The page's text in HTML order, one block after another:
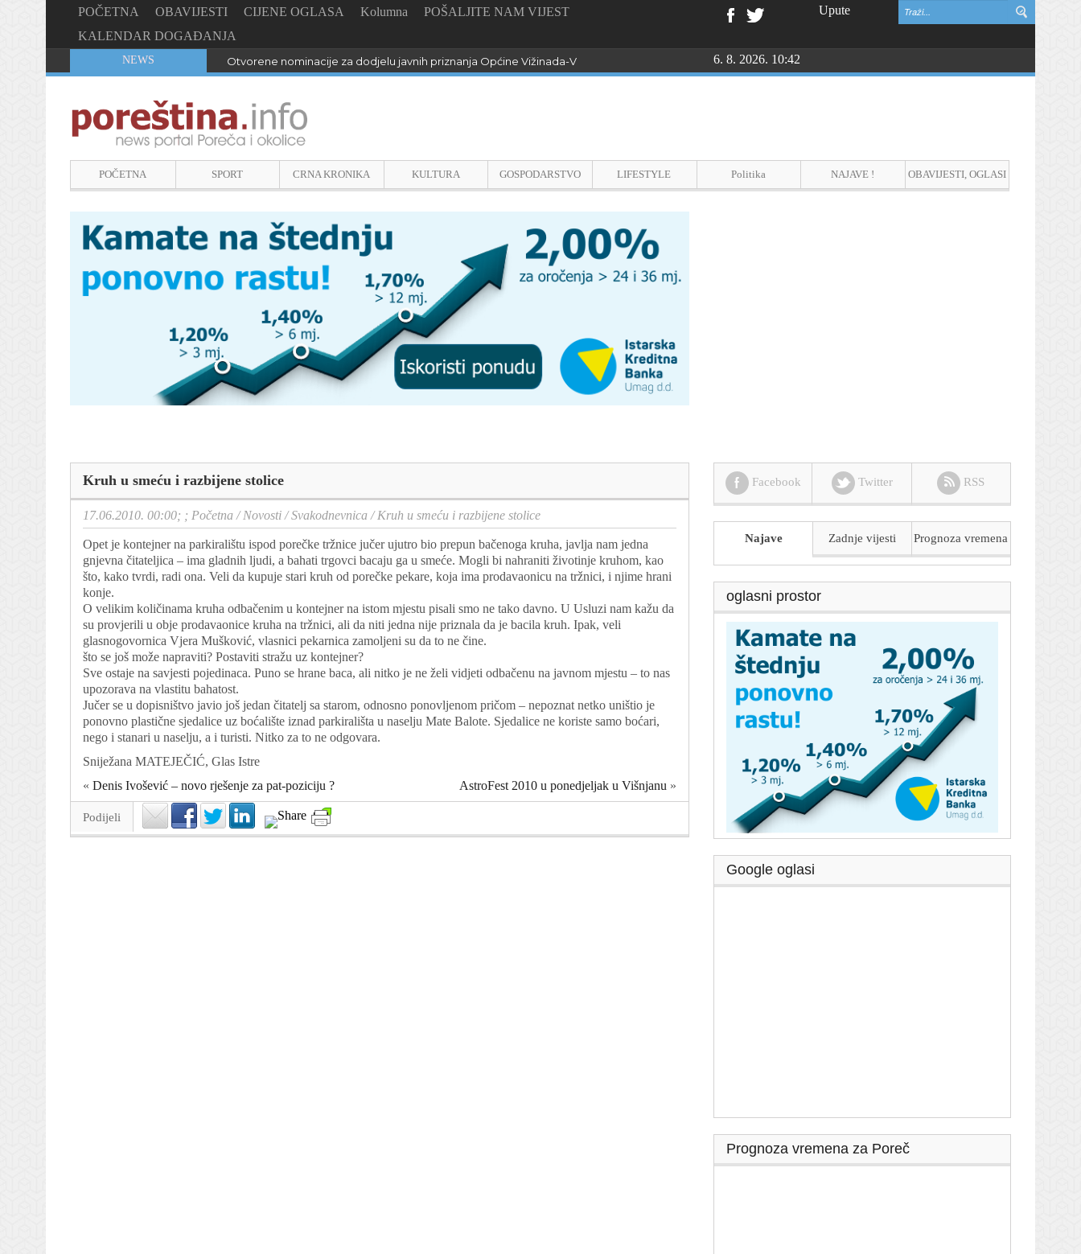
POČETNA OBAVIJESTI CIJENE OGLASA Kolumna
POŠALJITE NAM VIJEST
KALENDAR DOGAĐANJA
Upute
NEWS Otvorene nominacije za dodjelu javnih priznanja Općine Vižinada-Visinada 6. 8. 2026. 10:42
POČETNA SPORT CRNA KRONIKA KULTURA GOSPODARSTVO LIFESTYLE Politika NAJAVE ! OBAVIJESTI, OGLASI
Kruh u smeću i razbijene stolice
17.06.2010. 00:00; ; Početna /Novosti /Svakodnevnica /Kruh u smeću i razbijene stolice
Opet je kontejner na parkiralištu ispod porečke tržnice jučer ujutro bio prepun bačenoga kruha, javlja nam jedna
gnjevna čitateljica – ima gladnih ljudi, a bahati trgovci bacaju ga u smeće. Mogli bi nahraniti životinje kruhom, kao
što, kako tvrdi, radi ona. Veli da kupuje stari kruh od porečke pekare, koja ima prodavaonicu na tržnici, i njime hrani
konje.
O velikim količinama kruha odbačenim u kontejner na istom mjestu pisali smo ne tako davno. U Usluzi nam kažu da
su provjerili u obje prodavaonice kruha na tržnici, ali da niti jedna nije priznala da je bacila kruh. Ipak, veli
glasnogovornica Vjera Mušković, vlasnici pekarnica zamoljeni su da to ne čine.
što se još može napraviti? Postaviti stražu uz kontejner?
Sve ostaje na savjesti pojedinaca. Puno se hrane baca, ali nitko je ne želi vidjeti odbačenu na javnom mjestu – to nas
upozorava na vlastitu bahatost.
Jučer se u dopisništvo javio još jedan čitatelj sa starom, odnosno ponovljenom pričom – nepoznat netko uništio je
ponovno plastične sjedalice uz boćalište iznad parkirališta u naselju Mate Balote. Sjedalice ne koriste samo boćari,
nego i stanari u naselju, a i turisti. Nitko za to ne odgovara.
Sniježana MATEJEČIĆ, Glas Istre
« Denis Ivošević – novo rješenje za pat-poziciju ? AstroFest 2010 u ponedjeljak u Višnjanu »
Podijeli
Facebook Twitter RSS
Najave Zadnje vijesti Prognoza vremena
oglasni prostor
Google oglasi
Prognoza vremena za Poreč